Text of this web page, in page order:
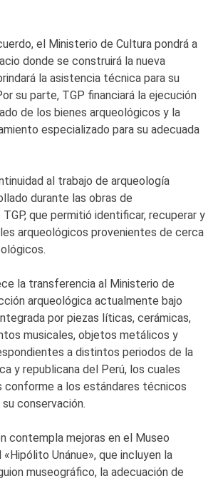
el Ministerio de Cultura pondrá a
donde se construirá la nueva
la asistencia técnica para su
su parte, TGP financiará la ejecución
de los bienes arqueológicos y la
especializado para su adecuada
al trabajo de arqueología
durante las obras de
que permitió identificar, recuperar y
arqueológicos provenientes de cerca
la transferencia al Ministerio de
arqueológica actualmente bajo
por piezas líticas, cerámicas,
musicales, objetos metálicos y
a distintos periodos de la
y republicana del Perú, los cuales
conforme a los estándares técnicos
conservación.
contempla mejoras en el Museo
Unánue», que incluyen la
museográfico, la adecuación de